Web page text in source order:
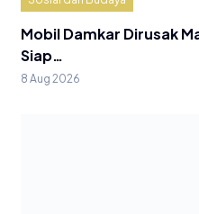
Mobil Damkar Dirusak
Siap…
8 Aug 2026